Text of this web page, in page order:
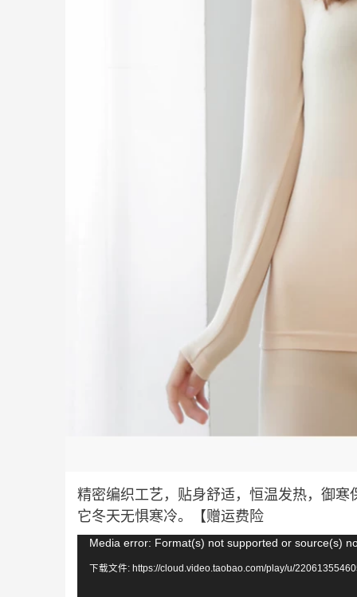
精密编织工艺，贴身舒适，恒温发热，御
它冬天无惧寒冷。【赠运费险
视
频
Media error: Format(s) not supported or source(s)
下载文件: https://cloud.video.taobao.com/play/u/